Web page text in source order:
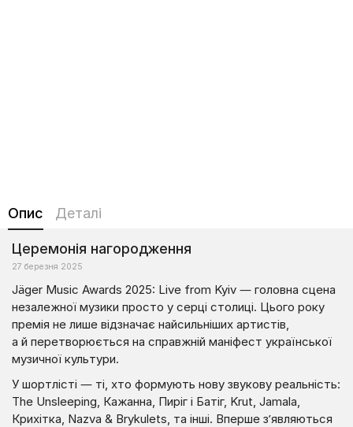
Опис Деталі
Церемонія нагородження
27 березня 2025
Jäger Music Awards 2025: Live from Kyiv — головна сцена
незалежної музики просто у серці столиці. Цього року
премія не лише відзначає найсильніших артистів,
а й перетворюється на справжній маніфест української
музичної культури.
У шортлісті — ті, хто формують нову звукову реальність:
The Unsleeping, Кажанна, Пиріг і Батіг, Krut, Jamala,
Крихітка, Nazva & Brykulets, та інші. Вперше з’являються